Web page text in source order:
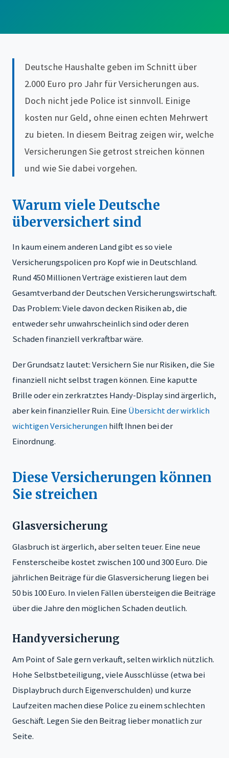
Deutsche Haushalte geben im Schnitt über
2.000 Euro pro Jahr für Versicherungen aus.
Doch nicht jede Police ist sinnvoll. Einige
kosten nur Geld, ohne einen echten Mehrwert
zu bieten. In diesem Beitrag zeigen wir, welche
Versicherungen Sie getrost streichen können
und wie Sie dabei vorgehen.
Warum viele Deutsche
überversichert sind
In kaum einem anderen Land gibt es so viele
Versicherungspolicen pro Kopf wie in Deutschland.
Rund 450 Millionen Verträge existieren laut dem
Gesamtverband der Deutschen Versicherungswirtschaft.
Das Problem: Viele davon decken Risiken ab, die
entweder sehr unwahrscheinlich sind oder deren
Schaden finanziell verkraftbar wäre.
Der Grundsatz lautet: Versichern Sie nur Risiken, die Sie
finanziell nicht selbst tragen können. Eine kaputte
Brille oder ein zerkratztes Handy-Display sind ärgerlich,
aber kein finanzieller Ruin. Eine Übersicht der wirklich
wichtigen Versicherungenhilft Ihnen bei der
Einordnung.
Diese Versicherungen können
Sie streichen
Glasversicherung
Glasbruch ist ärgerlich, aber selten teuer. Eine neue
Fensterscheibe kostet zwischen 100 und 300 Euro. Die
jährlichen Beiträge für die Glasversicherung liegen bei
50 bis 100 Euro. In vielen Fällen übersteigen die Beiträge
über die Jahre den möglichen Schaden deutlich.
Handyversicherung
Am Point of Sale gern verkauft, selten wirklich nützlich.
Hohe Selbstbeteiligung, viele Ausschlüsse (etwa bei
Displaybruch durch Eigenverschulden) und kurze
Laufzeiten machen diese Police zu einem schlechten
Geschäft. Legen Sie den Beitrag lieber monatlich zur
Seite.